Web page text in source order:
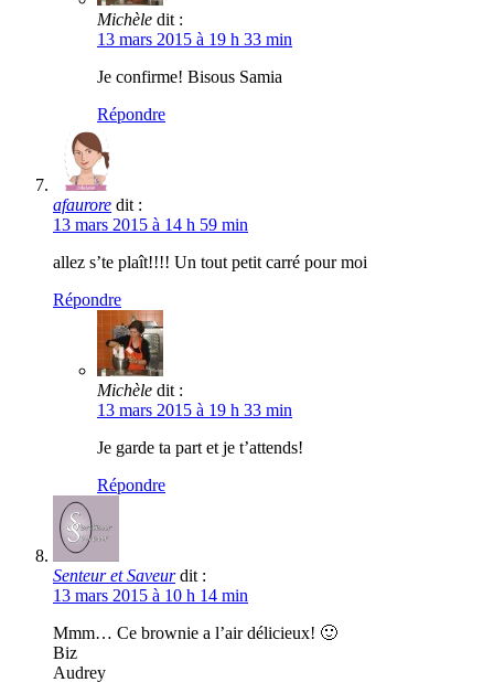
Michèle dit :
13 mars 2015 à 19 h 33 min
Je confirme! Bisous Samia
Répondre
afaurore dit :
13 mars 2015 à 14 h 59 min
allez s’te plaît!!!! Un tout petit carré pour moi
Répondre
Michèle dit :
13 mars 2015 à 19 h 33 min
Je garde ta part et je t’attends!
Répondre
Senteur et Saveur dit :
13 mars 2015 à 10 h 14 min
Mmm… Ce brownie a l’air délicieux! 🙂
Biz
Audrey